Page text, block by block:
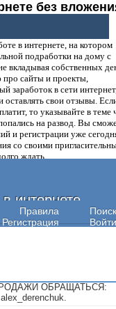
без
в интернете, на котором
подработки на дому с
собственных
сайты и проекты,
заработок в сети
оставлять свои отзывы.
то указывайте в теме
на развод. Вы
и регистрации уже
со своими
ждать.
интернете
Правила
Поиск
Регистрация
Войти
ОБРАЩАТЬСЯ: